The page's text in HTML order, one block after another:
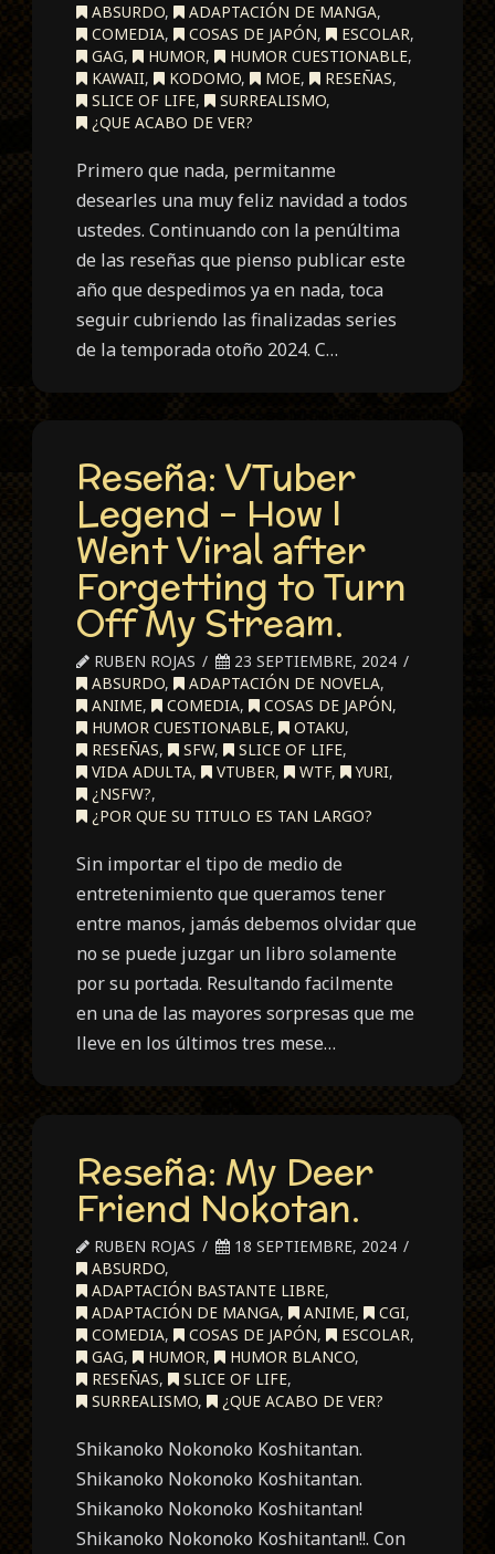
ABSURDO, ADAPTACIÓN DE MANGA,
COMEDIA, COSAS DE JAPÓN, ESCOLAR,
GAG, HUMOR, HUMOR CUESTIONABLE,
KAWAII, KODOMO, MOE, RESEÑAS,
SLICE OF LIFE, SURREALISMO,
¿QUE ACABO DE VER?
Primero que nada, permitanme
desearles una muy feliz navidad a todos
ustedes. Continuando con la penúltima
de las reseñas que pienso publicar este
año que despedimos ya en nada, toca
seguir cubriendo las finalizadas series
de la temporada otoño 2024. C…
Reseña: VTuber
Legend – How I
Went Viral after
Forgetting to Turn
Off My Stream.
RUBEN ROJAS
23 SEPTIEMBRE, 2024
ABSURDO, ADAPTACIÓN DE NOVELA,
ANIME, COMEDIA, COSAS DE JAPÓN,
HUMOR CUESTIONABLE, OTAKU,
RESEÑAS, SFW, SLICE OF LIFE,
VIDA ADULTA, VTUBER, WTF, YURI,
¿NSFW?,
¿POR QUE SU TITULO ES TAN LARGO?
Sin importar el tipo de medio de
entretenimiento que queramos tener
entre manos, jamás debemos olvidar que
no se puede juzgar un libro solamente
por su portada. Resultando facilmente
en una de las mayores sorpresas que me
lleve en los últimos tres mese…
Reseña: My Deer
Friend Nokotan.
RUBEN ROJAS
18 SEPTIEMBRE, 2024
ABSURDO,
ADAPTACIÓN BASTANTE LIBRE,
ADAPTACIÓN DE MANGA, ANIME, CGI,
COMEDIA, COSAS DE JAPÓN, ESCOLAR,
GAG, HUMOR, HUMOR BLANCO,
RESEÑAS, SLICE OF LIFE,
SURREALISMO, ¿QUE ACABO DE VER?
Shikanoko Nokonoko Koshitantan.
Shikanoko Nokonoko Koshitantan.
Shikanoko Nokonoko Koshitantan!
Shikanoko Nokonoko Koshitantan!!. Con